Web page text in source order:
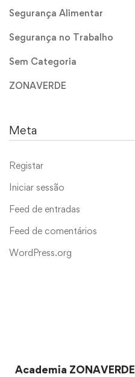
Segurança Alimentar
Segurança no Trabalho
Sem Categoria
ZONAVERDE
Meta
Registar
Iniciar sessão
Feed de entradas
Feed de comentários
WordPress.org
Academia ZONAVERDE